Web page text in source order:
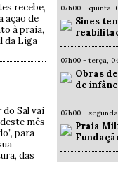
recebe,
ação de
à praia,
da Liga
do Sal vai
mês
para
das
07h00 - quinta,
Sines
07h00 - terça,
Obras
de
07h00 -
Praia